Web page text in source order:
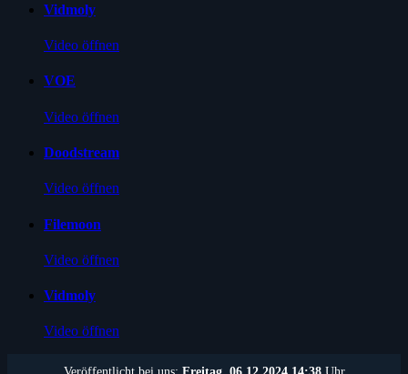
Vidmoly
Video öffnen
VOE
Video öffnen
Doodstream
Video öffnen
Filemoon
Video öffnen
Vidmoly
Video öffnen